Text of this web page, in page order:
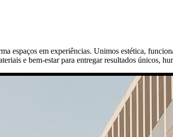
espaços em experiências. Unimos estética,
e bem-estar para entregar resultados únicos,